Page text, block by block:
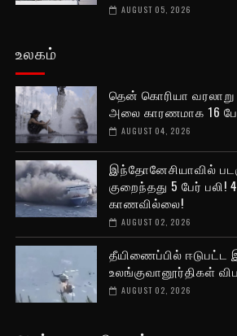
AUGUST 05, 2026
உலகம்
தென் கொரியா
அலை காரணமாக 16 பேர்
AUGUST 04, 2026
இந்தோனேசியாவில்
குறைந்தது 5 பேர் பலி!
காணவில்லை!
AUGUST 02, 2026
தீயிணைப்பில் ஈடுபட்ட
உலங்குவானூர்திகள்
AUGUST 02, 2026